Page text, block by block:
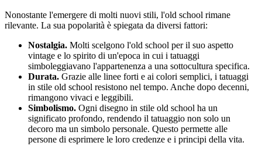
Nonostante l'emergere di molti nuovi stili, l'old school rimane
rilevante. La sua popolarità è spiegata da diversi fattori:
Nostalgia. Molti scelgono l'old school per il suo aspetto
vintage e lo spirito di un'epoca in cui i tatuaggi
simboleggiavano l'appartenenza a una sottocultura specifica.
Durata. Grazie alle linee forti e ai colori semplici, i tatuaggi
in stile old school resistono nel tempo. Anche dopo decenni,
rimangono vivaci e leggibili.
Simbolismo. Ogni disegno in stile old school ha un
significato profondo, rendendo il tatuaggio non solo un
decoro ma un simbolo personale. Questo permette alle
persone di esprimere le loro credenze e i principi della vita.